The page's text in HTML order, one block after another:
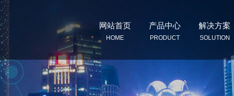
网站首页
HOME
产品中心
PRODUCT
解决方案
SOLUTION